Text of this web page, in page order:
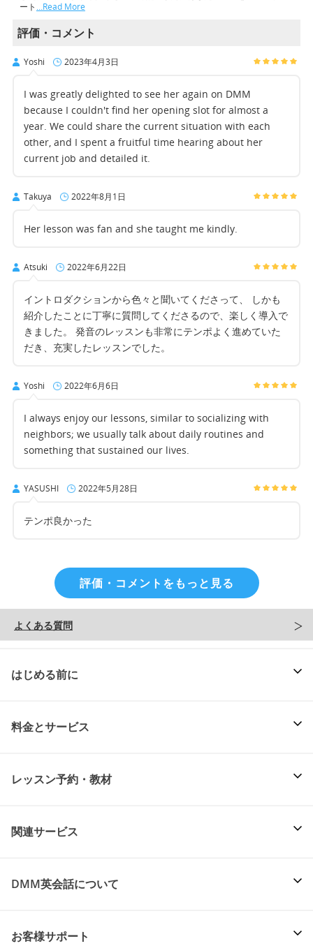
ート …Read More
評価・コメント
Yoshi 2023年4月3日
I was greatly delighted to see her again on DMM
because I couldn't find her opening slot for almost a
year. We could share the current situation with each
other, and I spent a fruitful time hearing about her
current job and detailed it.
Takuya 2022年8月1日
Her lesson was fan and she taught me kindly.
Atsuki 2022年6月22日
イントロダクションから色々と聞いてくださって、 しかも
紹介したことに丁寧に質問してくださるので、楽しく導入で
きました。 発音のレッスンも非常にテンポよく進めていた
だき、充実したレッスンでした。
Yoshi 2022年6月6日
I always enjoy our lessons, similar to socializing with
neighbors; we usually talk about daily routines and
something that sustained our lives.
YASUSHI 2022年5月28日
テンポ良かった
評価・コメントをもっと見る
よくある質問
はじめる前に
料金とサービス
レッスン予約・教材
関連サービス
DMM英会話について
お客様サポート